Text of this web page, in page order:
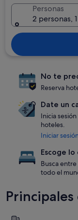
Personas
2 personas,
No te
Reserva
Date un
Inicia
hoteles.
Iniciar
Escoge
Busca
todo el
Haifa